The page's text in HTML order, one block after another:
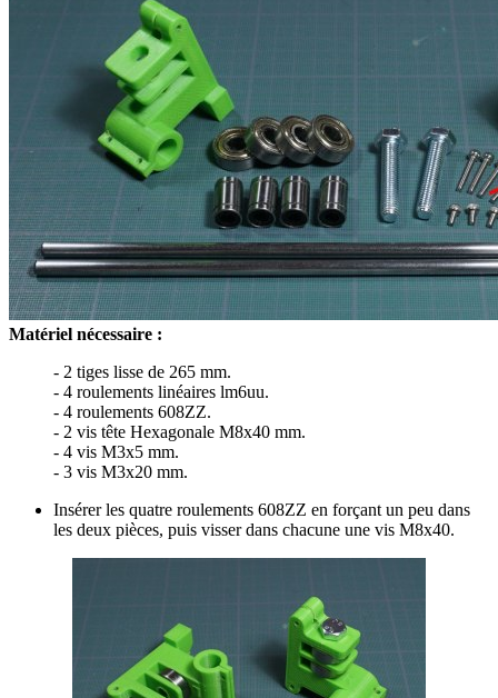
Matériel nécessaire :
- 2 tiges lisse de 265 mm.
- 4 roulements linéaires lm6uu.
- 4 roulements 608ZZ.
- 2 vis tête Hexagonale M8x40 mm.
- 4 vis M3x5 mm.
- 3 vis M3x20 mm.
Insérer les quatre roulements 608ZZ en forçant un peu dans
les deux pièces, puis visser dans chacune une vis M8x40.